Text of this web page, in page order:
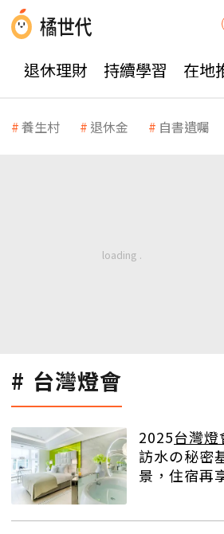
退休理財 持續學習 在地
養生村 退休金 自書遺囑
台灣燈會
2025台灣燈
訪水の秘密
景，住宿再